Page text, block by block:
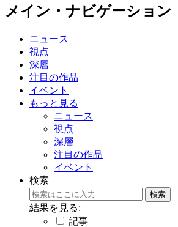
メイン・ナビゲーション
ニュース
視点
深層
注目の作品
イベント
もっと見る
ニュース
視点
深層
注目の作品
イベント
検索
結果を見る:
記事